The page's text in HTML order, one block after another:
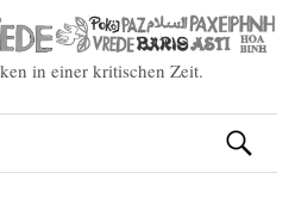
in einer kritischen Zeit.
Suchen
nach: